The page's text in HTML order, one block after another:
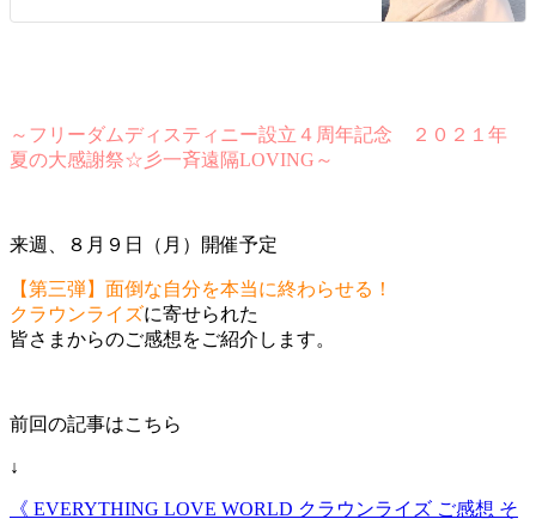
～フリーダムディスティニー設立４周年記念 ２０２１年
夏の大感謝祭☆彡一斉遠隔LOVING～
来週、８月９日（月）開催予定
【第三弾】面倒な自分を本当に終わらせる！
クラウンライズに寄せられた
皆さまからのご感想をご紹介します。
前回の記事はこちら
↓
《 EVERYTHING LOVE WORLD クラウンライズ ご感想 そ